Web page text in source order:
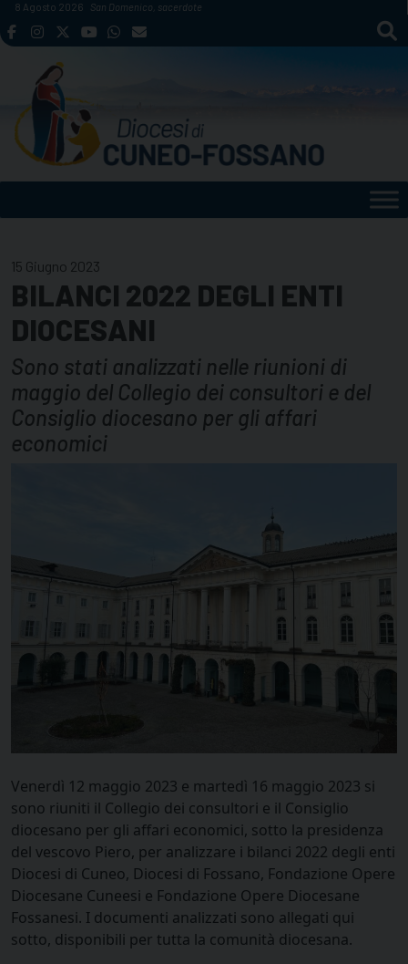
Skip
to
8 Agosto 2026 San Domenico, sacerdote
15 Giugno 2023
BILANCI 2022 DEGLI ENTI
DIOCESANI
Sono stati analizzati nelle riunioni di
maggio del Collegio dei consultori e del
Consiglio diocesano per gli affari
economici
Venerdì 12 maggio 2023 e martedì 16 maggio 2023 si
sono riuniti il Collegio dei consultori e il Consiglio
diocesano per gli affari economici, sotto la presidenza
del vescovo Piero, per analizzare i bilanci 2022 degli enti
Diocesi di Cuneo, Diocesi di Fossano, Fondazione Opere
Diocesane Cuneesi e Fondazione Opere Diocesane
Fossanesi. I documenti analizzati sono allegati qui
sotto, disponibili per tutta la comunità diocesana.